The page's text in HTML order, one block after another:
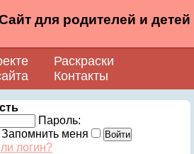
для родителей и детей
Раскраски
Контакты
Пароль:
Запомнить меня
логин?